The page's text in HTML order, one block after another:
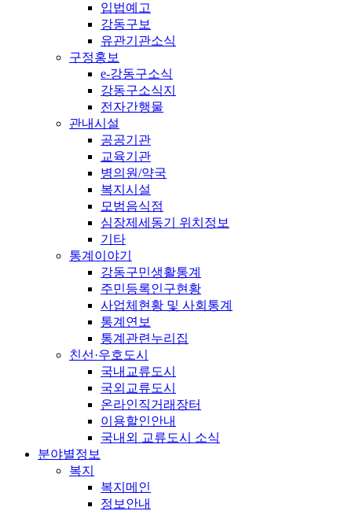
입법예고
강동구보
유관기관소식
구정홍보
e-강동구소식
강동구소식지
전자간행물
관내시설
공공기관
교육기관
병의원/약국
복지시설
모범음식점
심장제세동기 위치정보
기타
통계이야기
강동구민생활통계
주민등록인구현황
사업체현황 및 사회통계
통계연보
통계관련누리집
친선·우호도시
국내교류도시
국외교류도시
온라인직거래장터
이용할인안내
국내외 교류도시 소식
분야별정보
복지
복지메인
정보안내